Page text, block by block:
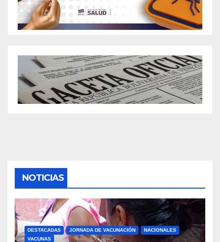
NOTICIAS
DESTACADAS JORNADA DE VACUNACIÓN
NACIONALES
VACUNAS